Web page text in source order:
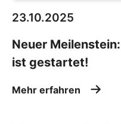
23.10.2025
Neuer
ist gestartet!
Mehr erfahren